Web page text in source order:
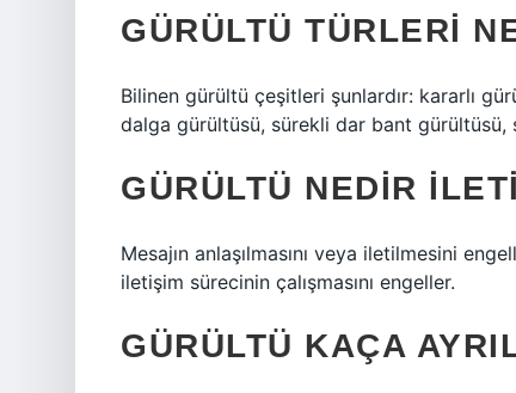
GÜRÜLTÜ TÜRLERI
Bilinen gürültü çeşitleri şunlardır: kararlı
dalga gürültüsü, sürekli dar bant gürültüsü,
GÜRÜLTÜ NEDIR
Mesajın anlaşılmasını veya iletilmesini
iletişim sürecinin çalışmasını engeller.
GÜRÜLTÜ KAÇA